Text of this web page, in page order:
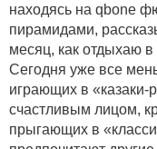
находясь на qbone
пирамидами,
месяц, как отдыхаю
Сегодня уже все
играющих в «казаки-
счастливым лицом,
прыгающих в